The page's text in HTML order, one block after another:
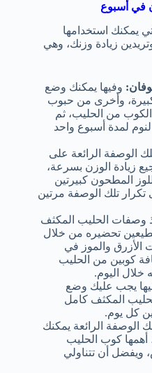
في أسبوع
يمكنك استخدامها
زيادة وزنك، وهي
وفيها يمكنك وضع
وأخرى من حبوب
من الحليب، ثم
لمدة أسبوع واحد
الوصفة الرائعة على
زيادة الوزن بسرعة،
المطحون كبيرتين
تلك الوصفة مرتين
وصفات الحليب المكثف
تحضيره من خلال
الأزرق والموز في
كوبين من الحليب
اليوم.
يجب عليك وضع
المكثف كامل
كل يوم.
الوصفة الرائعة يمكنك
أهمها كوب الحليب
ويفضل أن تتناولي